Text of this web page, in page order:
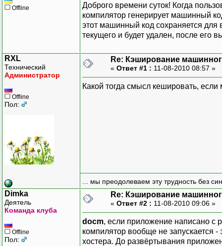
Offline
Доброго времени суток! Когда
компилятор генерирует машинный
этот машинный код сохраняется для
текущего и будет удален, после его
RXL
Технический
Администратор
Offline
Пол:
Re: Кэширование
« Ответ #1 : 11-08-2010 08:57 »
Какой тогда смысл кешировать,
... мы преодолеваем эту трудность без
Dimka
Деятель
Команда клуба
Offline
Пол:
Re: Кэширование
« Ответ #2 : 11-08-2010 09:06 »
docm, если приложение написано с
компилятор вообще не запускается -
хостера. До развёртывания